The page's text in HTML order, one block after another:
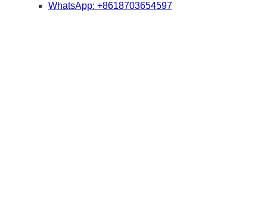
WhatsApp: +8618703654597